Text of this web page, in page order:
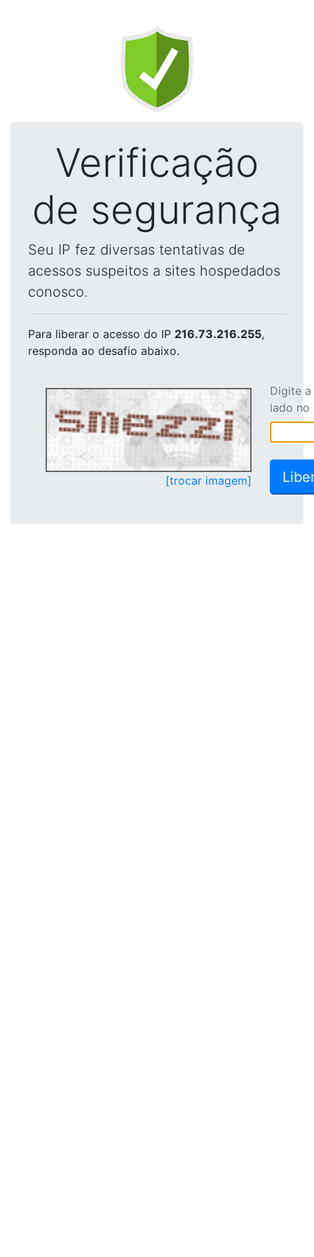
Verificação
de segurança
Seu IP fez diversas tentativas de
acessos suspeitos a sites hospedados
conosco.
Para liberar o acesso do IP 216.73.216.255,
responda ao desafio abaixo.
[trocar imagem]
Digite
lado no